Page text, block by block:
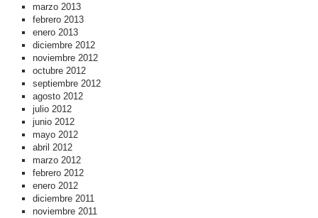
marzo 2013
febrero 2013
enero 2013
diciembre 2012
noviembre 2012
octubre 2012
septiembre 2012
agosto 2012
julio 2012
junio 2012
mayo 2012
abril 2012
marzo 2012
febrero 2012
enero 2012
diciembre 2011
noviembre 2011